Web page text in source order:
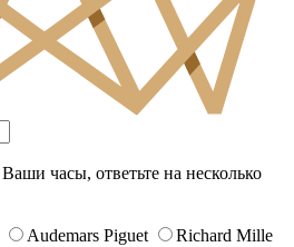
часы, ответьте на несколько
Audemars Piguet
Richard Mille